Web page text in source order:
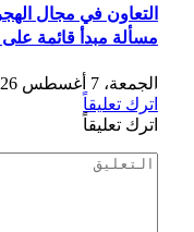
التعاون في مجال
مسألة مبدأ قائمة على
الجمعة، 7 أغسطس 2026
اترك تعليقاً
اترك تعليقاً